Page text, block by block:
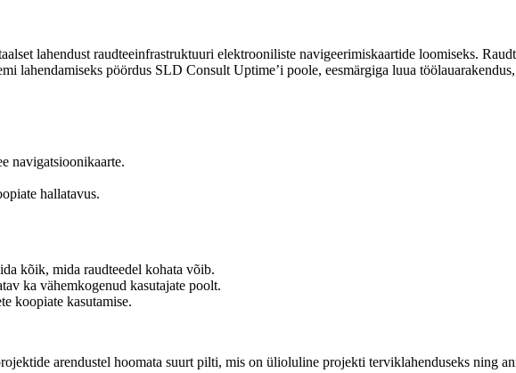
lahendust raudteeinfrastruktuuri elektrooniliste navigeerimiskaartide loomiseks.
lahendamiseks pöördus SLD Consult Uptime’i poole, eesmärgiga luua
navigatsioonikaarte.
hallatavus.
kõik, mida raudteedel kohata võib.
ka vähemkogenud kasutajate poolt.
koopiate kasutamise.
arendustel hoomata suurt pilti, mis on ülioluline projekti terviklahenduseks ning